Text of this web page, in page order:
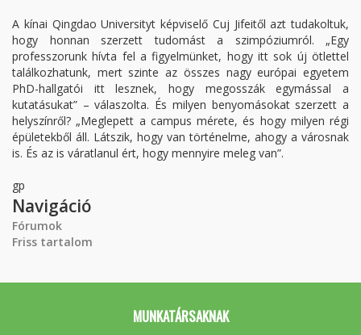
A kínai Qingdao Universityt képviselő Cuj Jifeitől azt tudakoltuk,
hogy honnan szerzett tudomást a szimpóziumról. „Egy
professzorunk hívta fel a figyelmünket, hogy itt sok új ötlettel
találkozhatunk, mert szinte az összes nagy európai egyetem
PhD-hallgatói itt lesznek, hogy megosszák egymással a
kutatásukat” – válaszolta. És milyen benyomásokat szerzett a
helyszínről? „Meglepett a campus mérete, és hogy milyen régi
épületekből áll. Látszik, hogy van történelme, ahogy a városnak
is. És az is váratlanul ért, hogy mennyire meleg van”.
gp
Navigáció
Fórumok
Friss tartalom
MUNKATÁRSAKNAK